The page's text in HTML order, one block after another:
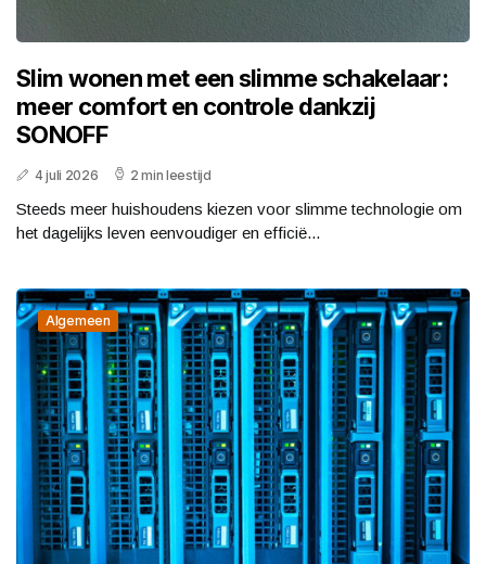
Slim wonen met een slimme schakelaar:
meer comfort en controle dankzij
SONOFF
4 juli 2026 2 min leestijd
Steeds meer huishoudens kiezen voor slimme technologie om
het dagelijks leven eenvoudiger en efficië...
Algemeen